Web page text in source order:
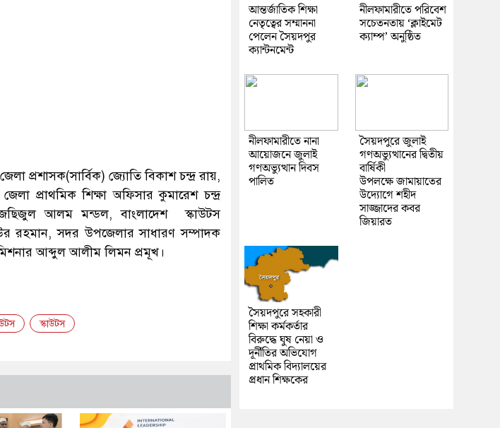
প্রশাসক(সার্বিক) জ্যোতি বিকাশ চন্দ্র রায়,
প্রাথমিক শিক্ষা অফিসার কুমারেশ চন্দ্র
জছিজুল আলম মন্ডল, বাংলাদেশ স্কাউটস
রহমান, সদর উপজেলার সাধারণ সম্পাদক
আব্দুল আলীম লিমন প্রমূখ।
স্কাউটস
আন্তর্জাতিক শিক্ষা
নেতৃত্বের সম্মাননা
পেলেন সৈয়দপুর
ক্যান্টনমেন্ট
নীলফামারীতে পরিবেশ
সচেতনতায় ‘ক্লাইমেট
ক্যাম্প’ অনুষ্ঠিত
নীলফামারীতে নানা
আয়োজনে জুলাই
গণঅভ্যুত্থান দিবস
পালিত
সৈয়দপুরে জুলাই
গণঅভ্যুত্থানের দ্বিতীয়
বার্ষিকী
উপলক্ষে জামায়াতের
উদ্যোগে শহীদ
সাজ্জাদের কবর
জিয়ারত
সৈয়দপুরে সহকারী
শিক্ষা কর্মকর্তার
বিরুদ্ধে ঘুষ নেয়া ও
দূর্নীতির অভিযোগ
প্রাথমিক বিদ্যালয়ের
প্রধান শিক্ষকের